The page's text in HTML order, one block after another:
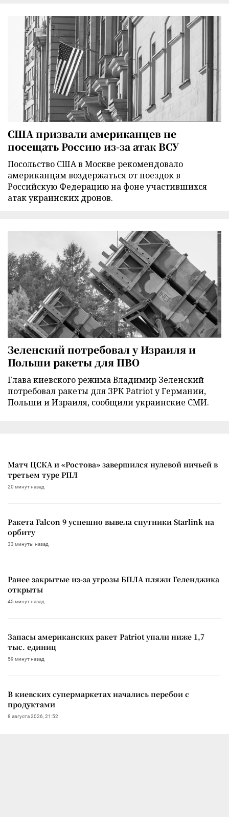
США призвали американцев не
посещать Россию из-за атак ВСУ
Посольство США в Москве рекомендовало
американцам воздержаться от поездок в
Российскую Федерацию на фоне участившихся
атак украинских дронов.
Зеленский потребовал у Израиля и
Польши ракеты для ПВО
Глава киевского режима Владимир Зеленский
потребовал ракеты для ЗРК Patriot у Германии,
Польши и Израиля, сообщили украинские СМИ.
Матч ЦСКА и «Ростова» завершился нулевой ничьей в
третьем туре РПЛ
20 минут назад
Ракета Falcon 9 успешно вывела спутники Starlink на
орбиту
33 минуты назад
Ранее закрытые из-за угрозы БПЛА пляжи Геленджика
открыты
45 минут назад
Запасы американских ракет Patriot упали ниже 1,7
тыс. единиц
59 минут назад
В киевских супермаркетах начались перебои с
продуктами
8 августа 2026, 21:52